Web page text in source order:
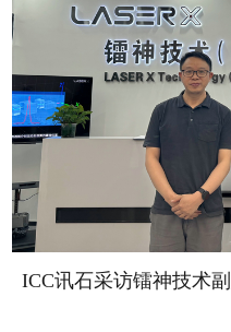
ICC讯石采访镭神技术